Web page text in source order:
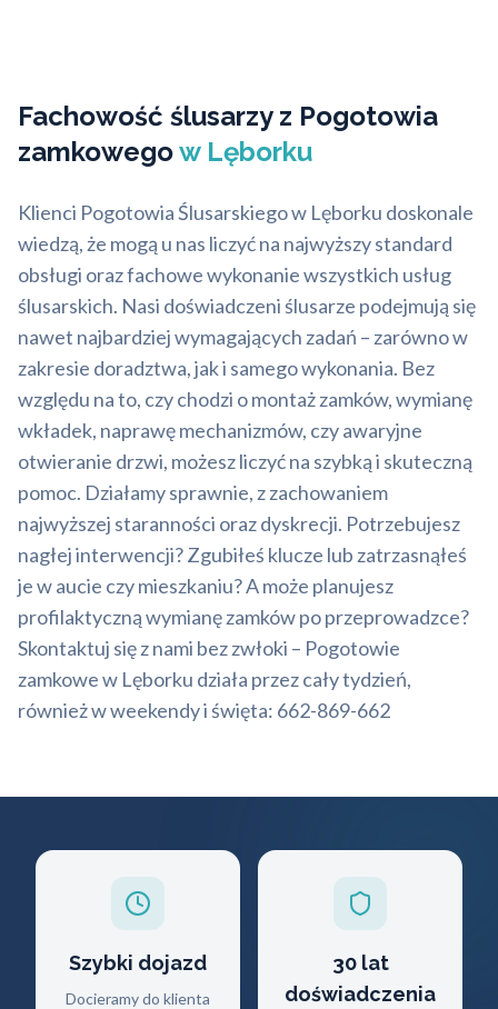
Fachowość ślusarzy z Pogotowia
zamkowegow Lęborku
Klienci Pogotowia Ślusarskiego w Lęborku doskonale
wiedzą, że mogą u nas liczyć na najwyższy standard
obsługi oraz fachowe wykonanie wszystkich usług
ślusarskich. Nasi doświadczeni ślusarze podejmują się
nawet najbardziej wymagających zadań – zarówno w
zakresie doradztwa, jak i samego wykonania. Bez
względu na to, czy chodzi o montaż zamków, wymianę
wkładek, naprawę mechanizmów, czy awaryjne
otwieranie drzwi, możesz liczyć na szybką i skuteczną
pomoc. Działamy sprawnie, z zachowaniem
najwyższej staranności oraz dyskrecji. Potrzebujesz
nagłej interwencji? Zgubiłeś klucze lub zatrzasnąłeś
je w aucie czy mieszkaniu? A może planujesz
profilaktyczną wymianę zamków po przeprowadzce?
Skontaktuj się z nami bez zwłoki – Pogotowie
zamkowe w Lęborku działa przez cały tydzień,
również w weekendy i święta: 662-869-662
Szybki dojazd
Docieramy do klienta
30 lat
doświadczenia